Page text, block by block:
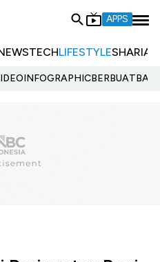
APPS
TECHLIFESTYLESHARIA
INFOGRAPHIC